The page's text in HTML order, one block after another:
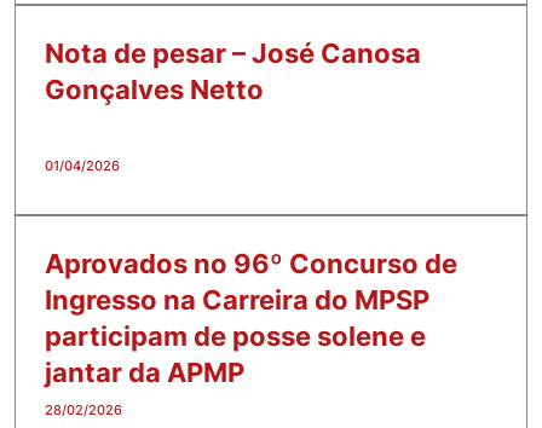
Nota de pesar – José Canosa
Gonçalves Netto
01/04/2026
Aprovados no 96º Concurso de
Ingresso na Carreira do MPSP
participam de posse solene e
jantar da APMP
28/02/2026